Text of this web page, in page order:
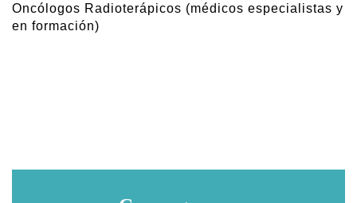
Oncólogos Radioterápicos (médicos especialistas y
en formación)